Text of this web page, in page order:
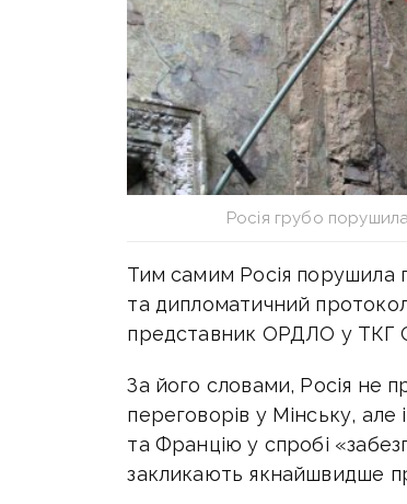
Росія грубо
Тим самим Росія порушила
та дипломатичний
представник ОРДЛО у ТКГ
За його словами, Росія не
переговорів у Мінську, але
та Францію у спробі
закликають якнайшвидше